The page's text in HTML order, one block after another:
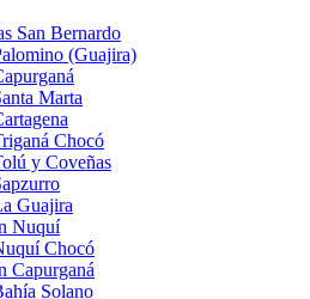
San Bernardo
(Guajira)
Marta
Chocó
y Coveñas
Guajira
Nuquí
Chocó
Capurganá
Solano